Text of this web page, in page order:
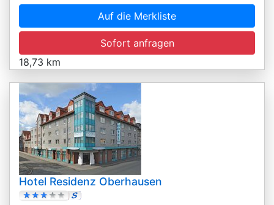
Auf die Merkliste
Sofort anfragen
18,73 km
Hotel Residenz Oberhausen